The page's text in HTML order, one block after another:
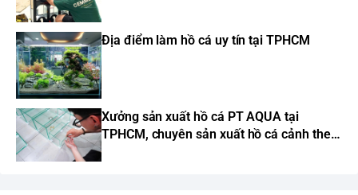
Địa điểm làm hồ cá uy tín tại TPHCM
Xưởng sản xuất hồ cá PT AQUA tại
TPHCM, chuyên sản xuất hồ cá cảnh theo